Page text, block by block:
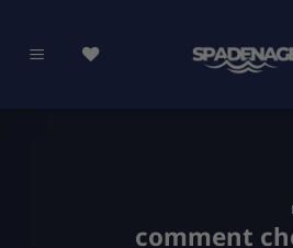
contenu
comment